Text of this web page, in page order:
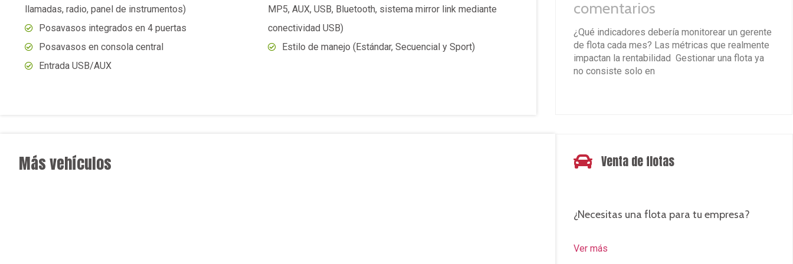
llamadas, radio, panel de instrumentos)
Posavasos integrados en 4 puertas
Posavasos en consola central
Entrada USB/AUX
MP5, AUX, USB, Bluetooth, sistema mirror link mediante
conectividad USB)
Estilo de manejo (Estándar, Secuencial y Sport)
comentarios
¿Qué indicadores debería monitorear un gerente
de flota cada mes? Las métricas que realmente
impactan la rentabilidad Gestionar una flota ya
no consiste solo en
Más vehículos Venta de flotas
¿Necesitas una flota para tu empresa?
Ver más